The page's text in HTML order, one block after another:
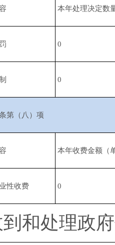
本年处理决定数
0
0
第（八）项
本年收费金额（
性收费 0
处理政府